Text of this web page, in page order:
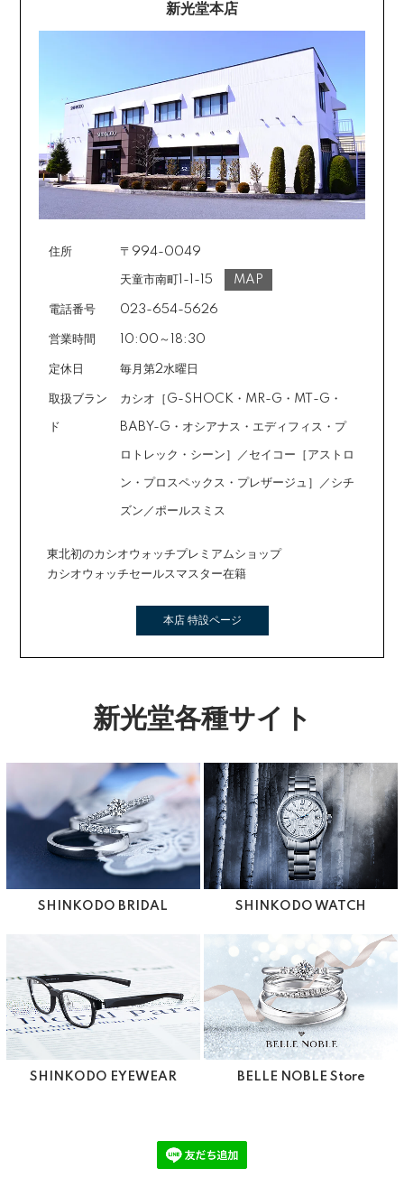
新光堂本店
住所 〒994-0049
天童市南町1-1-15 MAP
電話番号 023-654-5626
営業時間 10:00～18:30
定休日 毎月第2水曜日
取扱ブラン
ド
カシオ［G-SHOCK・MR-G・MT-G・
BABY-G・オシアナス・エディフィス・プ
ロトレック・シーン］／セイコー［アストロ
ン・プロスペックス・プレザージュ］／シチ
ズン／ポールスミス
東北初のカシオウォッチプレミアムショップ
カシオウォッチセールスマスター在籍
本店 特設ページ
新光堂各種サイト
SHINKODO BRIDAL SHINKODO WATCH
SHINKODO EYEWEAR BELLE NOBLE Store